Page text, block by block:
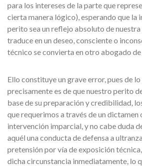
para los intereses de la parte que
cierta manera lógico), esperando que la
perito sea un reflejo absoluto de nuestra
traduce en un deseo, consciente o
técnico se convierta en otro abogado de
Ello constituye un grave error, pues de
precisamente es de que nuestro perito
base de su preparación y credibilidad,
que requerimos a través de un dictamen
intervención imparcial, y no cabe duda
aquél una conducta de defensa a
pretensión por vía de exposición
dicha circunstancia inmediatamente, lo